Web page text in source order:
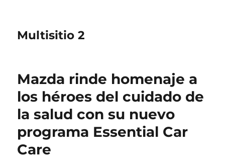
Multisitio 2
Mazda rinde homenaje a
los héroes del cuidado de
la salud con su nuevo
programa Essential Car
Care